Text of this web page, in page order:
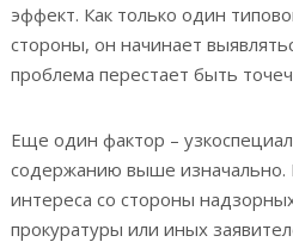
эффект. Как только один
стороны, он начинает
проблема перестает быть
Еще один фактор –
содержанию выше изначально.
интереса со стороны
прокуратуры или иных